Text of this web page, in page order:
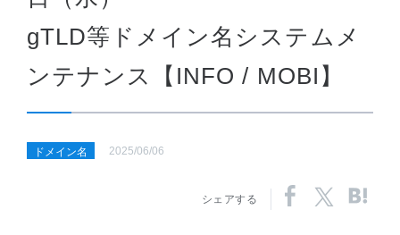
gTLD等ドメイン名システムメ
ンテナンス【INFO / MOBI】
ドメイン名 2025/06/06
シェアする